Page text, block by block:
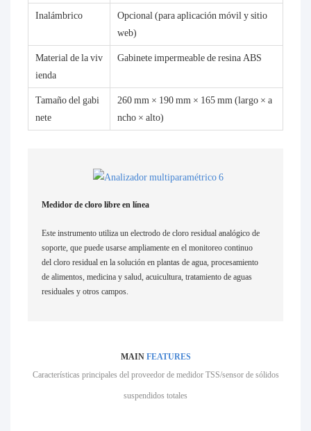
Inalámbrico
Opcional (para aplicación móvil y sitio
web)
Material de la viv
ienda
Gabinete impermeable de resina ABS
Tamaño del gabi
nete
260 mm × 190 mm × 165 mm (largo × a
ncho × alto)
Medidor de cloro libre en línea
Este instrumento utiliza un electrodo de cloro residual analógico de
soporte, que puede usarse ampliamente en el monitoreo continuo
del cloro residual en la solución en plantas de agua, procesamiento
de alimentos, medicina y salud, acuicultura, tratamiento de aguas
residuales y otros campos.
MAIN FEATURES
Características principales del proveedor de medidor TSS/sensor de sólidos
suspendidos totales